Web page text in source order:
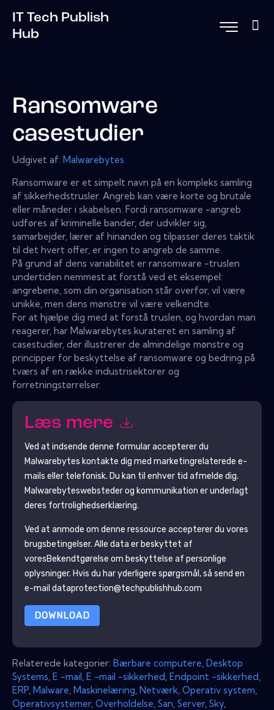
IT Tech Publish
Hub
Ransomware
casestudier
Udgivet af: Malwarebytes
Ransomware er et simpelt navn på en kompleks samling
af sikkerhedstrusler. Angreb kan være korte og brutale
eller måneder i skabelsen. Fordi ransomware -angreb
udføres af kriminelle bander, der udvikler sig,
samarbejder, lærer af hinanden og tilpasser deres taktik
til det hvert offer, er ingen to angreb de samme.
På grund af dens variabilitet er ransomware -truslen
undertiden nemmest at forstå ved et eksempel:
angrebene, som din organisation står overfor, vil være
unikke, men dens mønstre vil være velkendte.
For at hjælpe dig med at forstå truslen, og hvordan man
reagerer, har Malwarebytes kurateret en samling af
casestudier, der illustrerer de almindelige mønstre og
principper for beskyttelse af ransomware og bedring på
tværs af en række industrisektorer og
forretningstørrelser.
Læs mere
Ved at indsende denne formular accepterer du
Malwarebytes kontakte dig med marketingrelaterede e-
mails eller telefonisk. Du kan til enhver tid afmelde dig.
Malwarebyteswebsteder og kommunikation er underlagt
deres fortrolighedserklæring.
Ved at anmode om denne ressource accepterer du vores
brugsbetingelser. Alle data er beskyttet af
voresBekendtgørelse om beskyttelse af personlige
oplysninger. Hvis du har yderligere spørgsmål, så send en
e-mail dataprotection@techpublishhub.com
DOWNLOAD
Relaterede kategorier: Bærbare computere Desktop
Systems E -mail E -mail -sikkerhed Endpoint -sikkerhed
ERP Malware Maskinelæring Netværk Operativ system
Operativsystemer, Overholdelse San Server, Sky